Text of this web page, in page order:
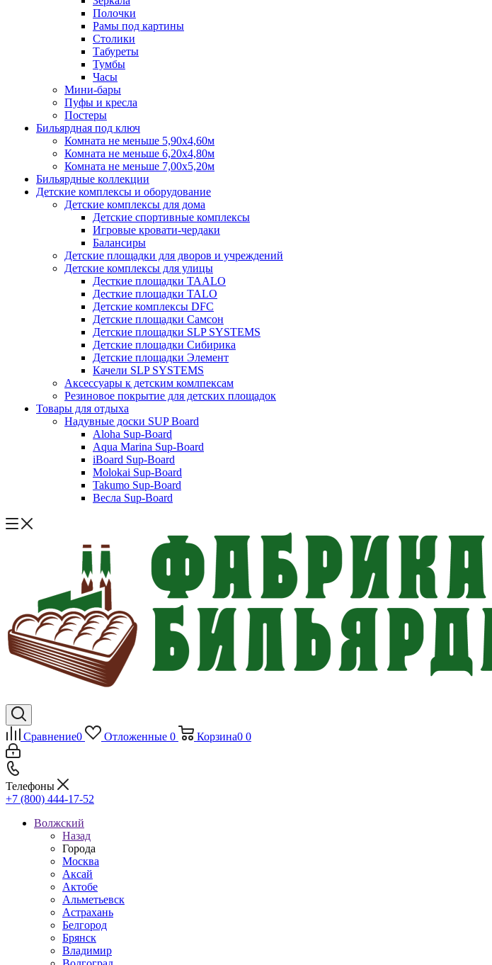
Полочки
Рамы под картины
Столики
Табуреты
Тумбы
Часы
Мини-бары
Пуфы и кресла
Постеры
Бильярдная под ключ
Комната не меньше 5,90х4,60м
Комната не меньше 6,20х4,80м
Комната не меньше 7,00х5,20м
Бильярдные коллекции
Детские комплексы и оборудование
Детские комплексы для дома
Детские спортивные комплексы
Игровые кровати-чердаки
Балансиры
Детские площадки для дворов и учреждений
Детские комплексы для улицы
Десткие площадки TAALO
Десткие площадки TALO
Детские комплексы DFC
Детские площадки Самсон
Детские площадки SLP SYSTEMS
Детские площадки Сибирика
Детские площадки Элемент
Качели SLP SYSTEMS
Аксессуары к детским комлпексам
Резиновое покрытие для детских площадок
Товары для отдыха
Надувные доски SUP Board
Aloha Sup-Board
Aqua Marina Sup-Board
iBoard Sup-Board
Molokai Sup-Board
Takumo Sup-Board
Весла Sup-Board
Сравнение0 Отложенные 0 Корзина0 0
Телефоны
+7 (800) 444-17-52
Волжский
Назад
Города
Москва
Аксай
Актобе
Альметьевск
Астрахань
Белгород
Брянск
Владимир